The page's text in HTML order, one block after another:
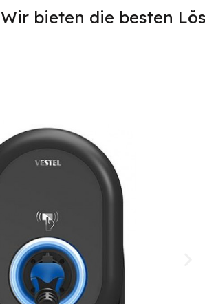
Wir bieten die besten